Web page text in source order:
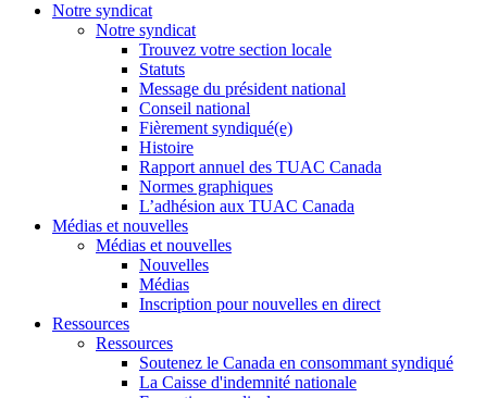
Notre syndicat
Notre syndicat
Trouvez votre section locale
Statuts
Message du président national
Conseil national
Fièrement syndiqué(e)
Histoire
Rapport annuel des TUAC Canada
Normes graphiques
L’adhésion aux TUAC Canada
Médias et nouvelles
Médias et nouvelles
Nouvelles
Médias
Inscription pour nouvelles en direct
Ressources
Ressources
Soutenez le Canada en consommant syndiqué
La Caisse d'indemnité nationale